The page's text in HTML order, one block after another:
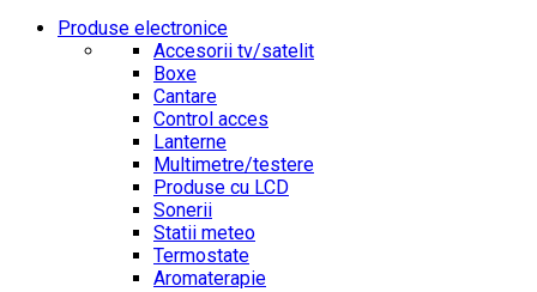
Produse electronice
Accesorii tv/satelit
Boxe
Cantare
Control acces
Lanterne
Multimetre/testere
Produse cu LCD
Sonerii
Statii meteo
Termostate
Aromaterapie